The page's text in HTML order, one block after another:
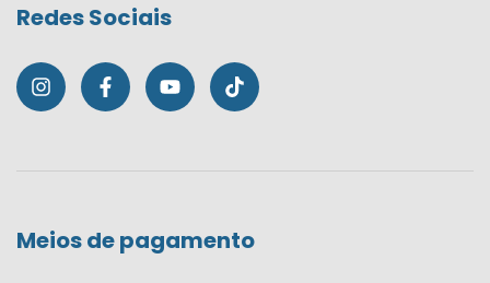
Redes Sociais
Meios de pagamento